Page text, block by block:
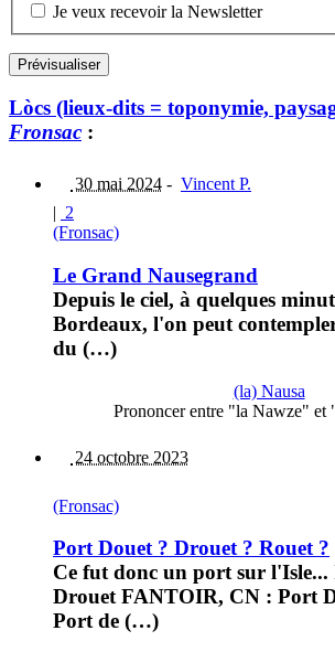
Je veux recevoir la Newsletter
Lòcs (lieux-dits = toponymie,
Fronsac :
30 mai 2024 - Vincent P.
| 2
(Fronsac)
Le Grand Nausegrand
Depuis le ciel, à quelques
Bordeaux, l'on peut
du (…)
(la) Nausa
Prononcer entre "la Nawze"
24 octobre 2023
(Fronsac)
Port Douet ? Drouet ? Rouet ?
Ce fut donc un port sur
Drouet FANTOIR, CN : Port
Port de (…)